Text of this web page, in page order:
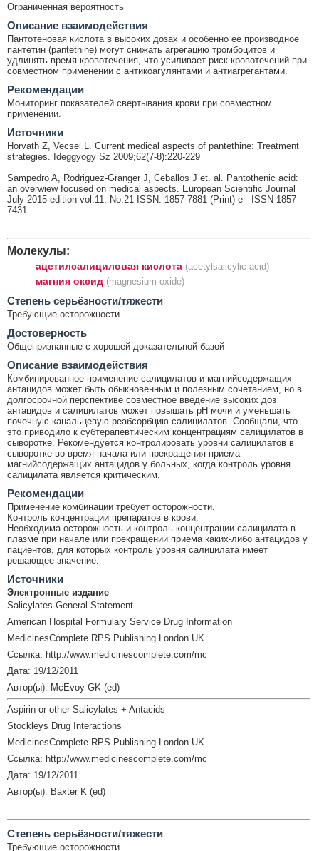
Ограниченная вероятность
Описание взаимодействия
Пантотеновая кислота в высоких дозах и особенно ее производное
пантетин (pantethine) могут снижать агрегацию тромбоцитов и
удлинять время кровотечения, что усиливает риск кровотечений при
совместном применении с антикоагулянтами и антиагрегантами.
Рекомендации
Мониторинг показателей свертывания крови при совместном
применении.
Источники
Horvath Z, Vecsei L. Current medical aspects of pantethine: Treatment
strategies. Ideggyogy Sz 2009;62(7-8):220-229
Sampedro A, Rodriguez-Granger J, Ceballos J et. al. Pantothenic acid:
an overwiew focused on medical aspects. European Scientific Journal
July 2015 edition vol.11, No.21 ISSN: 1857-7881 (Print) e - ISSN 1857-
7431
Молекулы:
ацетилсалициловая кислота (acetylsalicylic acid)
магния оксид (magnesium oxide)
Cтепень серьёзности/тяжести
Требующие осторожности
Достоверность
Общепризнанные с хорошей доказательной базой
Описание взаимодействия
Комбинированное применение салицилатов и магнийсодержащих
антацидов может быть обыкновенным и полезным сочетанием, но в
долгосрочной перспективе совместное введение высоких доз
антацидов и салицилатов может повышать рН мочи и уменьшать
почечную канальцевую реабсорбцию салицилатов. Сообщали, что
это приводило к субтерапевтическим концентрациям салицилатов в
сыворотке. Рекомендуется контролировать уровни салицилатов в
сыворотке во время начала или прекращения приема
магнийсодержащих антацидов у больных, когда контроль уровня
салицилата является критическим.
Рекомендации
Применение комбинации требует осторожности.
Контроль концентрации препаратов в крови.
Необходима осторожность и контроль концентрации салицилата в
плазме при начале или прекращении приема каких-либо антацидов у
пациентов, для которых контроль уровня салицилата имеет
решающее значение.
Источники
Электронные издание
Salicylates General Statement
American Hospital Formulary Service Drug Information
MedicinesComplete RPS Publishing London UK
Ссылка: http://www.medicinescomplete.com/mc
Дата: 19/12/2011
Автор(ы): McEvoy GK (ed)
Aspirin or other Salicylates + Antacids
Stockleys Drug Interactions
MedicinesComplete RPS Publishing London UK
Ссылка: http://www.medicinescomplete.com/mc
Дата: 19/12/2011
Автор(ы): Baxter K (ed)
Cтепень серьёзности/тяжести
Требующие осторожности